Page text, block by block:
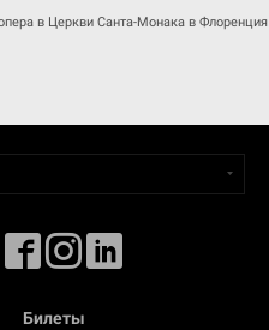
в Церкви Санта-Монака в Флоренция
Билеты